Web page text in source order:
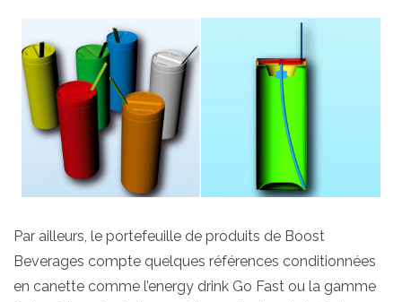
Par ailleurs, le portefeuille de produits de Boost
Beverages compte quelques références conditionnées
en canette comme l’energy drink Go Fast ou la gamme